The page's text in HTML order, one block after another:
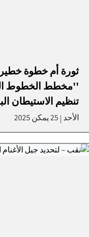
ثورة أم خطوة
''مخطط الخطوط
تنظيم الاستيطان
الأحد | 25 يمكن 2025